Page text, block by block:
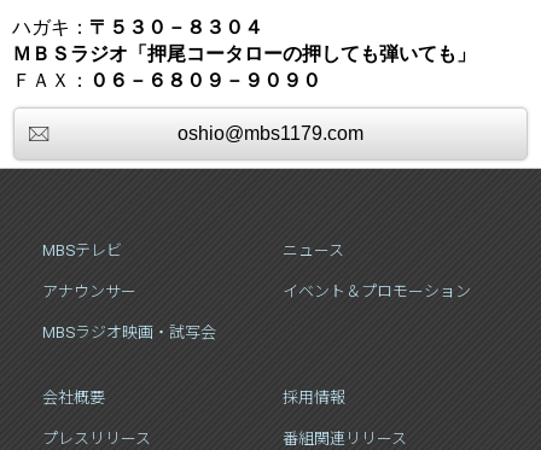
ハガキ： 〒５３０－８３０４
ＭＢＳラジオ「押尾コータローの押しても弾いても」
ＦＡＸ： ０６－６８０９－９０９０
oshio@mbs1179.com
MBSテレビ ニュース
アナウンサー イベント＆プロモーション
MBSラジオ映画・試写会
会社概要 採用情報
プレスリリース 番組関連リリース